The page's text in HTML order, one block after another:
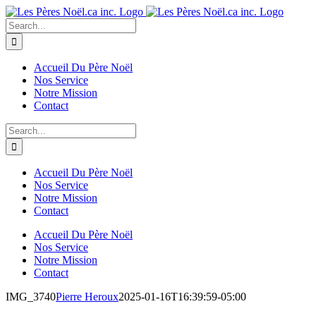
Skip
to
content
Search
for:
Accueil Du Père Noël
Nos Service
Notre Mission
Contact
Search
for:
Accueil Du Père Noël
Nos Service
Notre Mission
Contact
Accueil Du Père Noël
Nos Service
Notre Mission
Contact
IMG_3740Pierre Heroux2025-01-16T16:39:59-05:00